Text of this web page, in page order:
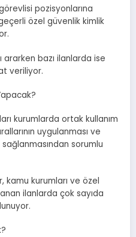
pozisyonlarına
özel güvenlik kimlik
ararken bazı ilanlarda ise
veriliyor.
kurumlarda ortak kullanım
uygulanması ve
sağlanmasından sorumlu
kamu kurumları ve özel
ilanlarda çok sayıda